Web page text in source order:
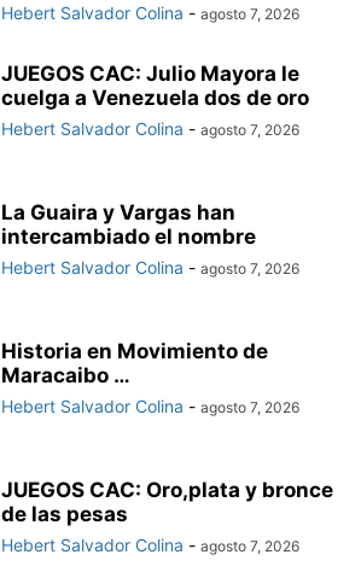
Hebert Salvador Colina - agosto 7, 2026
JUEGOS CAC: Julio Mayora le
cuelga a Venezuela dos de oro
Hebert Salvador Colina - agosto 7, 2026
La Guaira y Vargas han
intercambiado el nombre
Hebert Salvador Colina - agosto 7, 2026
Historia en Movimiento de
Maracaibo …
Hebert Salvador Colina - agosto 7, 2026
JUEGOS CAC: Oro,plata y bronce
de las pesas
Hebert Salvador Colina - agosto 7, 2026